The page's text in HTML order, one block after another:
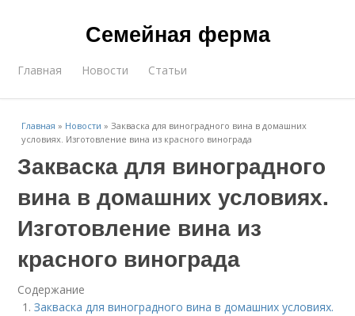
Семейная ферма
Главная Новости Статьи
Главная » Новости »Закваска для виноградного вина в домашних
условиях. Изготовление вина из красного винограда
Закваска для виноградного
вина в домашних условиях.
Изготовление вина из
красного винограда
Содержание
Закваска для виноградного вина в домашних условиях.